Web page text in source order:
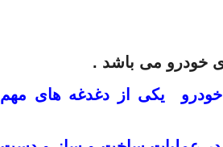
خودرو می باشد .
یکی از دغدغه های مهم